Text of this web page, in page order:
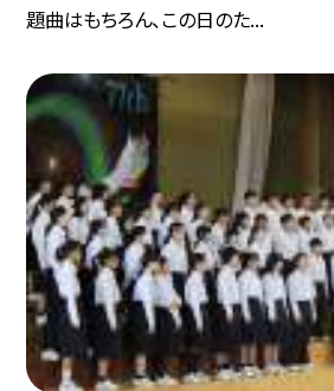
題曲はもちろん、この日のた...